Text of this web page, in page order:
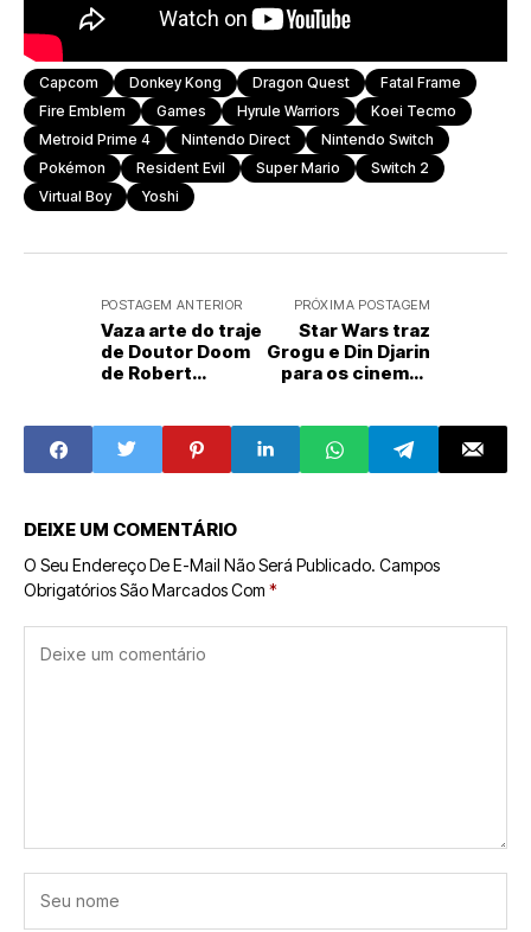
Capcom Donkey Kong Dragon Quest
Fatal Frame
Fire Emblem
Games Hyrule Warriors
Koei Tecmo
Metroid Prime 4
Nintendo Direct
Nintendo Switch
Pokémon
Resident Evil Super Mario
Switch 2
Virtual Boy
Yoshi
POSTAGEM ANTERIOR
Vaza arte do traje
de Doutor Doom
de Robert
PRÓXIMA POSTAGEM
Star Wars traz
Grogu e Din Djarin
para os cinemas
DEIXE UM COMENTÁRIO
O Seu Endereço De E-Mail Não Será Publicado. Campos
Obrigatórios São Marcados Com *